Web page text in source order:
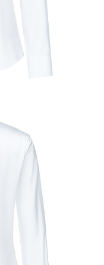
先享後付」服務完成之交
交易相關給付款項請求債
人之同意方可使用
失，本公司不負相關責
形，本公司將視審查結果
若發現惡意使用之情形，
度並採取法律行動。